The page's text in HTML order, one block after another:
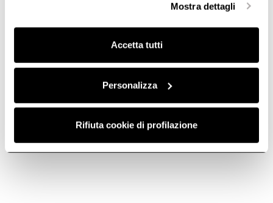
Clicca quiper visualizzare la cookie policy.
Mostra dettagli
Accetta tutti
Personalizza
Rifiuta cookie di profilazione